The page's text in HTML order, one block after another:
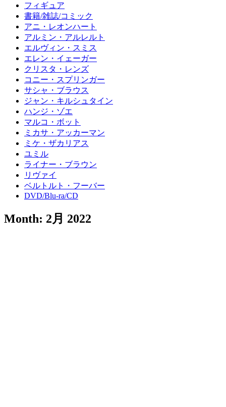
フィギュア
書籍/雑誌/コミック
アニ・レオンハート
アルミン・アルレルト
エルヴィン・スミス
エレン・イェーガー
クリスタ・レンズ
コニー・スプリンガー
サシャ・ブラウス
ジャン・キルシュタイン
ハンジ・ゾエ
マルコ・ボット
ミカサ・アッカーマン
ミケ・ザカリアス
ユミル
ライナー・ブラウン
リヴァイ
ベルトルト・フーバー
DVD/Blu-ra/CD
Month: 2月 2022